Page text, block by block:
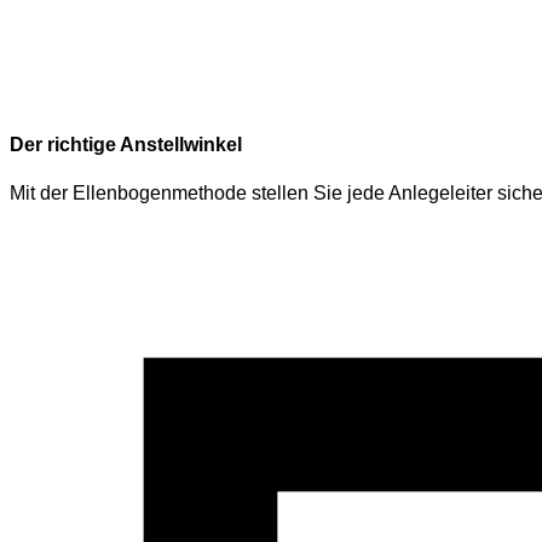
Der richtige Anstellwinkel
Mit der Ellenbogenmethode stellen Sie jede Anlegeleiter